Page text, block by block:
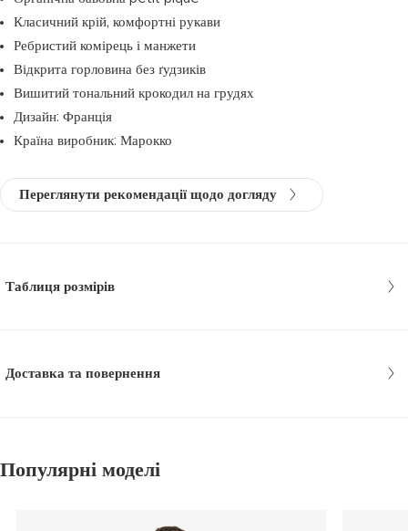
Класичний крій, комфортні рукави
Ребристий комірець і манжети
Відкрита горловина без ґудзиків
Вишитий тональний крокодил на грудях
Дизайн: Франція
Країна виробник: Марокко
Переглянути рекомендації щодо догляду
Таблиця розмірів
Доставка та повернення
Популярні моделі